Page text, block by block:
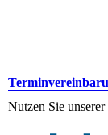
Nutzen Sie